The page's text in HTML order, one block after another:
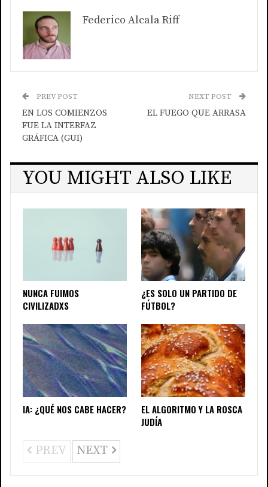
Federico Alcala Riff
PREV POST
EN LOS COMIENZOS
FUE LA INTERFAZ
GRÁFICA (GUI)
NEXT POST
EL FUEGO QUE ARRASA
YOU MIGHT ALSO LIKE
NUNCA FUIMOS
CIVILIZADXS
¿ES SOLO UN PARTIDO DE
FÚTBOL?
IA: ¿QUÉ NOS CABE HACER?
EL ALGORITMO Y LA ROSCA
JUDÍA
PREV NEXT